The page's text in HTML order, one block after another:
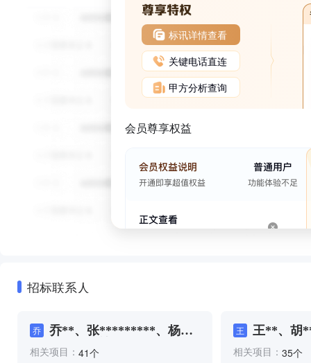
标讯详情查看
关键电话直连
甲方分析查询
会员尊享权益
招标联系人
乔
乔**、张*********、杨
****、田*******、田
相关项目： 41个
王 王**、胡
相关项目： 35个